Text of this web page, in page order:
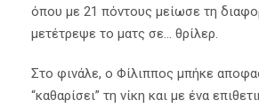
όπου με 21 πόντους μείωσε τη
μετέτρεψε το ματς σε… θρίλερ.
Στο φινάλε, ο Φίλιππος μπήκε
“καθαρίσει” τη νίκη και με ένα